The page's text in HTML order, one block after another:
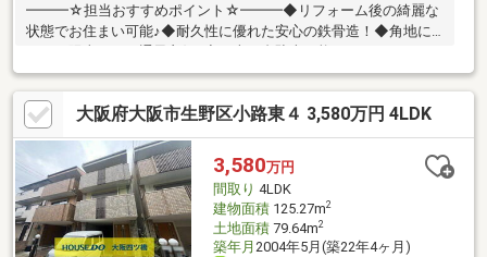
━━━☆担当おすすめポイント☆━━━◆リフォーム後の綺麗な
状態でお住まい可能♪◆耐久性に優れた安心の鉄骨造！◆角地に
有り（車種による）！━━━☆令和8年10月末リフォーム完成予
定☆━━━■システムキッチン（食洗器付）新調■ユニットバス
（1616サイズ）新調 ■洗面化粧台新調■トイレ新調 ■洗濯パン
新調 ■給湯器新調■建具新調 ■下駄箱新調 ■クロス貼替■フロ
アタイル貼 ■CF貼替 ■カップボード新設 ■アイアンバー（物
干し）新設 ■WIC新設 ■可動棚新設■宅配ボックス新設 ■コン
セント・スイッチ交換など
大阪府大阪市生野区小路東４ 3,580万円 4LDK
3,580万円
間取り 4LDK
建物面積125.27m2
土地面積79.64m2
築年月 2004年5月(築22年4ヶ月)